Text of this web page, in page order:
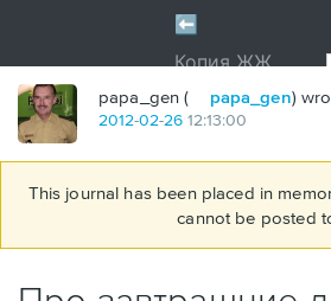
papa_gen ( papa_gen)
2012-02-26 12:13:00
This journal has been placed in
cannot be posted